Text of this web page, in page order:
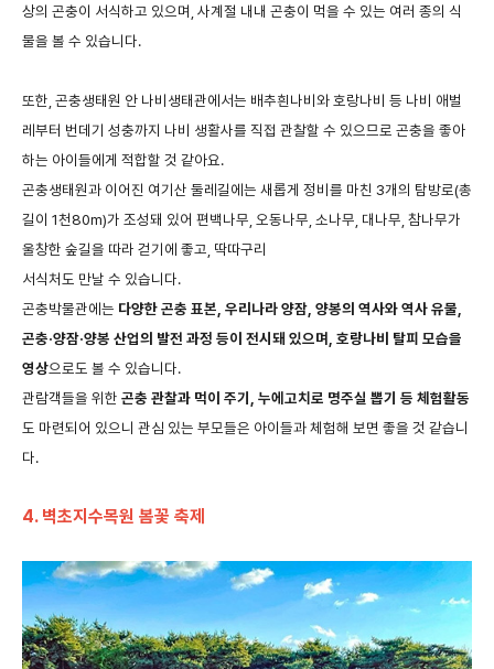
상의 곤충이 서식하고 있으며 사계절 내내 곤충이 먹을 수 있는 여러 종의 식
물을 볼 수 있습니다.
또한 곤충생태원 안 나비생태관에서는 배추흰나비와 호랑나비 등 나비 애벌
레부터 번데기 성충까지 나비 생활사를 직접 관찰할 수 있으므로 곤충을 좋아
하는 아이들에게 적합할 것 같아요.
곤충생태원과 이어진 여기산 둘레길에는 새롭게 정비를 마친 3개의 탐방로(총
길이 1천80m)가 조성돼 있어 편백나무 오동나무 소나무 대나무 참나무가
울창한 숲길을 따라 걷기에 좋고 딱따구리
서식처도 만날 수 있습니다.
곤충박물관에는 다양한곤충 표본 우리나라양잠 양봉의 역사와역사유물
곤충·양잠·양봉 산업의 발전 과정 등이 전시돼 있으며 호랑나비 탈피 모습을
영상으로도 볼 수 있습니다.
관람객들을 위한 곤충 관찰과 먹이 주기 누에고치로 명주실 뽑기 등 체험활동
도 마련되어 있으니 관심 있는 부모들은 아이들과체험해 보면 좋을 것 같습니
다.
4. 벽초지수목원 봄꽃 축제